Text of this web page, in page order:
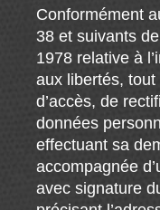
Conformément
38 et suivants
1978 relative à
aux libertés, tout
d’accès, de
données
effectuant sa
accompagnée
avec signature